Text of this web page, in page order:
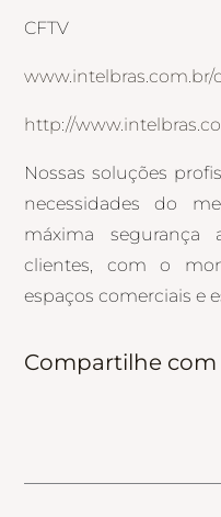
CFTV
www.intelbras.com.br/
http://
Nossas soluções
necessidades do
máxima
clientes, com o
espaços comerciais e
Compartilhe com